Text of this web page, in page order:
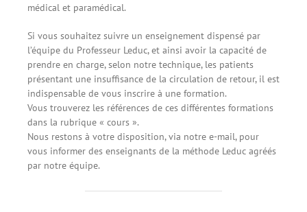
médical et paramédical.
Si vous souhaitez suivre un enseignement dispensé par
l’équipe du Professeur Leduc, et ainsi avoir la capacité de
prendre en charge, selon notre technique, les patients
présentant une insuffisance de la circulation de retour, il est
indispensable de vous inscrire à une formation.
Vous trouverez les références de ces différentes formations
dans la rubrique « cours ».
Nous restons à votre disposition, via notre e-mail, pour
vous informer des enseignants de la méthode Leduc agréés
par notre équipe.